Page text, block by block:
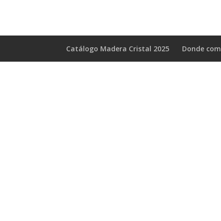
Catálogo Madera Cristal 2025 Donde